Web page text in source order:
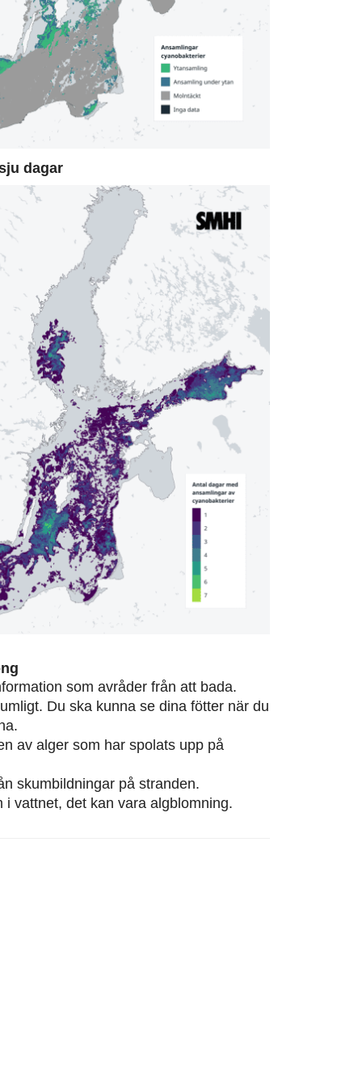
dagar
som avråder från att bada.
Du ska kunna se dina fötter när du
av alger som har spolats upp på
skumbildningar på stranden.
i vattnet, det kan vara algblomning.